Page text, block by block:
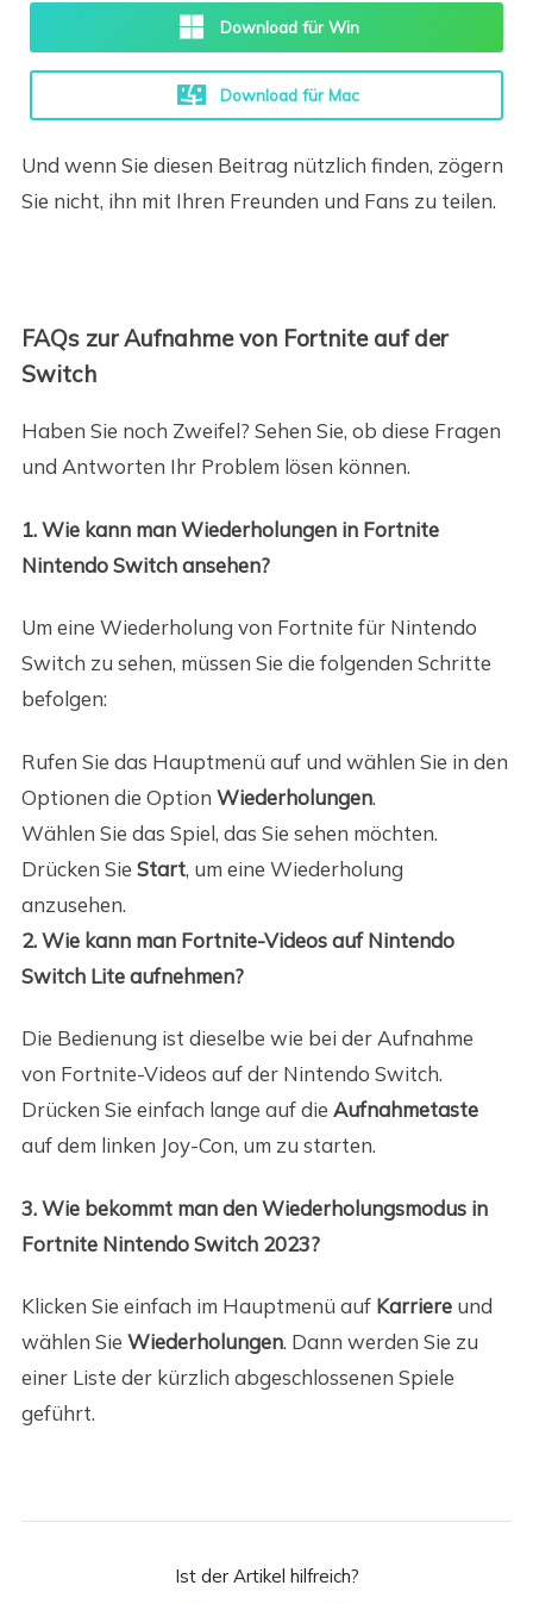
Download für Win
Download für Mac
Und wenn Sie diesen Beitrag nützlich finden, zögern
Sie nicht, ihn mit Ihren Freunden und Fans zu teilen.
FAQs zur Aufnahme von Fortnite auf der
Switch
Haben Sie noch Zweifel? Sehen Sie, ob diese Fragen
und Antworten Ihr Problem lösen können.
1. Wie kann man Wiederholungen in Fortnite
Nintendo Switch ansehen?
Um eine Wiederholung von Fortnite für Nintendo
Switch zu sehen, müssen Sie die folgenden Schritte
befolgen:
Rufen Sie das Hauptmenü auf und wählen Sie in den
Optionen die Option Wiederholungen.
Wählen Sie das Spiel, das Sie sehen möchten.
Drücken Sie Start, um eine Wiederholung
anzusehen.
2. Wie kann man Fortnite-Videos auf Nintendo
Switch Lite aufnehmen?
Die Bedienung ist dieselbe wie bei der Aufnahme
von Fortnite-Videos auf der Nintendo Switch.
Drücken Sie einfach lange auf die Aufnahmetaste
auf dem linken Joy-Con, um zu starten.
3. Wie bekommt man den Wiederholungsmodus in
Fortnite Nintendo Switch 2023?
Klicken Sie einfach im Hauptmenü auf Karriereund
wählen Sie Wiederholungen. Dann werden Sie zu
einer Liste der kürzlich abgeschlossenen Spiele
geführt.
Ist der Artikel hilfreich?